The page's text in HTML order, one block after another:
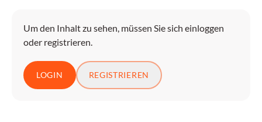
Um den Inhalt zu sehen, müssen Sie sich einloggen
oder registrieren.
LOGIN REGISTRIEREN